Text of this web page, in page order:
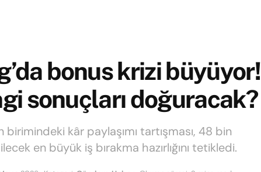
bonus krizi büyüyor!
sonuçları doğuracak?
birimindeki kâr paylaşımı tartışması, 48 bin
en büyük iş bırakma hazırlığını tetikledi.